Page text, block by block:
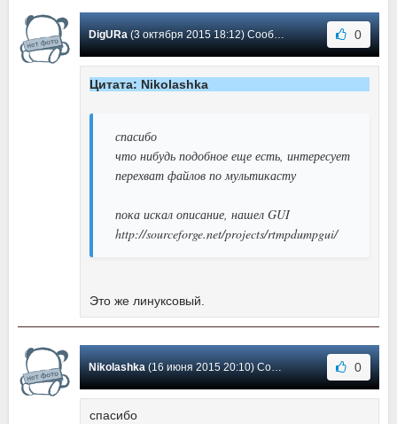
DigURa(3 октября 2015 18:12) Сообщение #2 0
Цитата: Nikolashka
спасибо
что нибудь подобное еще есть, интересует
перехват файлов по мультикасту
пока искал описание, нашел GUI
http://sourceforge.net/projects/rtmpdumpgui/
Это же линуксовый.
Nikolashka(16 июня 2015 20:10) Сообщение #1 0
спасибо